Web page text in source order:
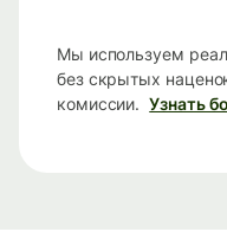
Мы используем
без скрытых
комиссии. Узнать